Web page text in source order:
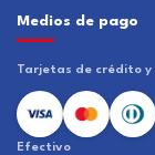
Medios de pago
Tarjetas de crédito
Efectivo